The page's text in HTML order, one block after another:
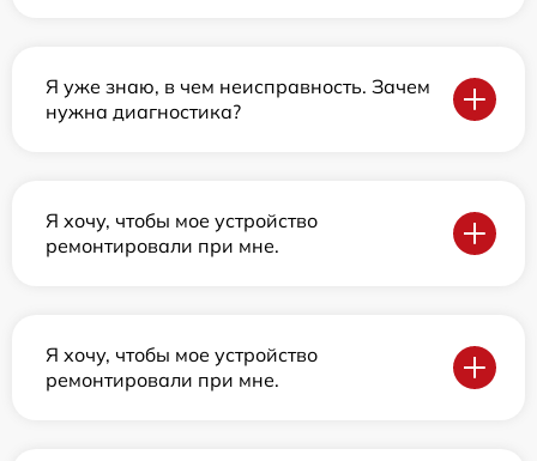
Я уже знаю, в чем неисправность. Зачем
нужна диагностика?
Я хочу, чтобы мое устройство
ремонтировали при мне.
Я хочу, чтобы мое устройство
ремонтировали при мне.